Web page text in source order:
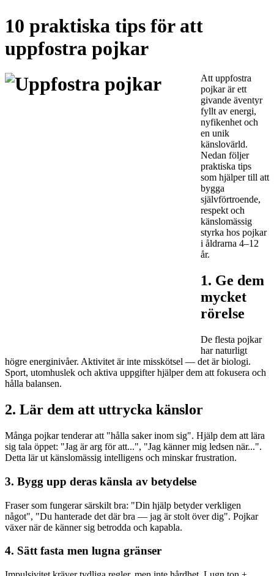
10 praktiska tips för att
uppfostra pojkar
Att uppfostra
pojkar är ett
givande äventyr
fyllt av energi,
nyfikenhet och
en unik
känslovärld.
Nedan följer
praktiska tips
som hjälper till att
bygga
självförtroende,
respekt och
känslomässig
styrka hos pojkar
i åldrarna 4–12
år.
1. Ge dem
mycket
rörelse
De flesta pojkar
har naturligt
högre energinivåer. Aktivitet är inte misskötsel — det är biologi.
Sport, utomhuslek och aktiva uppgifter hjälper dem att fokusera och
hålla balansen.
2. Lär dem att uttrycka känslor
Många pojkar tenderar att "hålla saker inom sig". Hjälp dem att lära
sig tala öppet: "Jag är arg för att...", "Jag känner mig ledsen när...".
Detta lär ut känslomässig intelligens och minskar frustration.
3. Bygg upp deras känsla av betydelse
Fraser som fungerar särskilt bra: "Din hjälp betyder verkligen
något", "Du hanterade det där bra — jag är stolt över dig". Pojkar
växer när de känner sig betrodda och kapabla.
4. Sätt fasta men lugna gränser